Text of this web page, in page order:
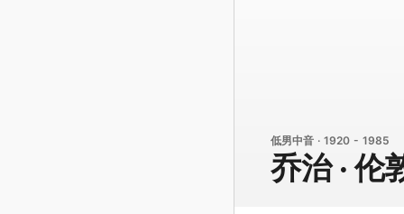
低男中音 · 1920 - 1985
乔治 · 伦